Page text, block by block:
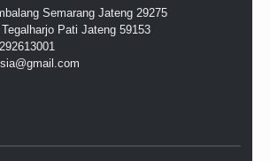
Semarang Jateng 29275
Pati Jateng 59153